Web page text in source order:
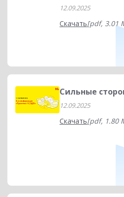
12.09.2025
Скачать[pdf, 3.01
Сильные
12.09.2025
Скачать[pdf, 1.80